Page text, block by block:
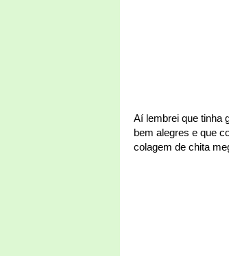
Aí lembrei que tinha
bem alegres e que
colagem de chita